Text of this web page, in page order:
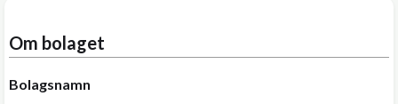
Om bolaget
Bolagsnamn